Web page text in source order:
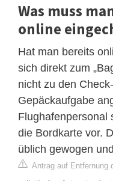
Was muss
online
Hat man bereits
sich direkt zum
nicht zu den
Gepäckaufgabe
Flughafenpersonal
die Bordkarte vor.
üblich gewogen
Antrag auf Entfernung